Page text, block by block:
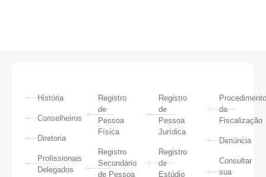
História
Conselheiros
Diretoria
Profissionais
Delegados
Registro
de
Pessoa
Física
Registro
Secundário
de Pessoa
Registro
de
Pessoa
Jurídica
Registro
de
Estúdio
da
Fiscalização
Denúncia
Consultar
sua